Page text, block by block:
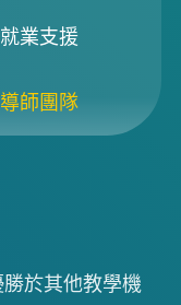
就業支援
導師團隊
於其他教學機